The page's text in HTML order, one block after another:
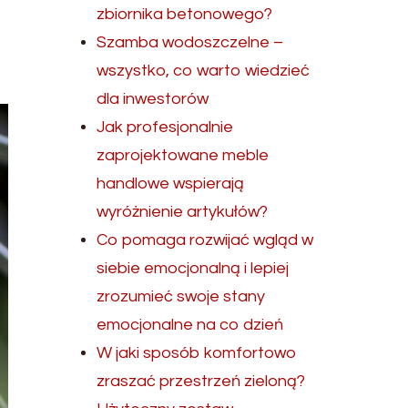
zbiornika betonowego?
Szamba wodoszczelne –
wszystko, co warto wiedzieć
dla inwestorów
Jak profesjonalnie
zaprojektowane meble
handlowe wspierają
wyróżnienie artykułów?
Co pomaga rozwijać wgląd w
siebie emocjonalną i lepiej
zrozumieć swoje stany
emocjonalne na co dzień
W jaki sposób komfortowo
zraszać przestrzeń zieloną?